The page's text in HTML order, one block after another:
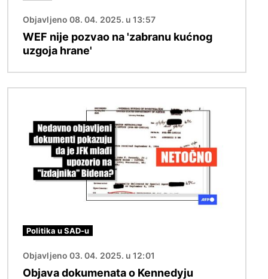
Objavljeno 08. 04. 2025. u 13:57
WEF nije pozvao na 'zabranu kućnog
uzgoja hrane'
Politika u SAD-u
Objavljeno 03. 04. 2025. u 12:01
Objava dokumenata o Kennedyju